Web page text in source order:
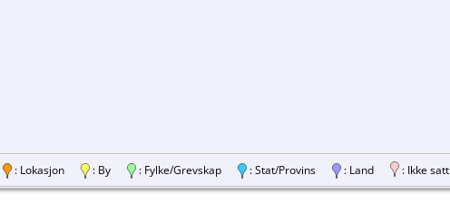
: Lokasjon : By : Fylke/Grevskap : Stat/Provins : Land : Ikke satt